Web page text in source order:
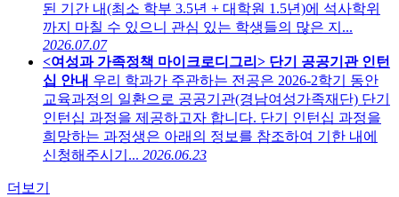
된 기간 내(최소 학부 3.5년 + 대학원 1.5년)에 석사학위
까지 마칠 수 있으니 관심 있는 학생들의 많은 지...
2026.07.07
<여성과 가족정책 마이크로디그리> 단기 공공기관 인턴
십 안내 우리 학과가 주관하는 전공은 2026-2학기 동안
교육과정의 일환으로 공공기관(경남여성가족재단) 단기
인턴십 과정을 제공하고자 합니다. 단기 인턴십 과정을
희망하는 과정생은 아래의 정보를 참조하여 기한 내에
신청해주시기... 2026.06.23
더보기